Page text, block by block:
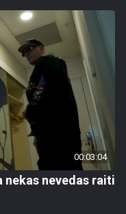
00:03:04
nekas nevedas raiti